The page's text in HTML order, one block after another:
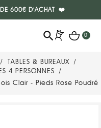
DE 600€ D'ACHAT ❤️
search 0
TABLES & BUREAUX
4 PERSONNES
Clair - Pieds Rose Poudré